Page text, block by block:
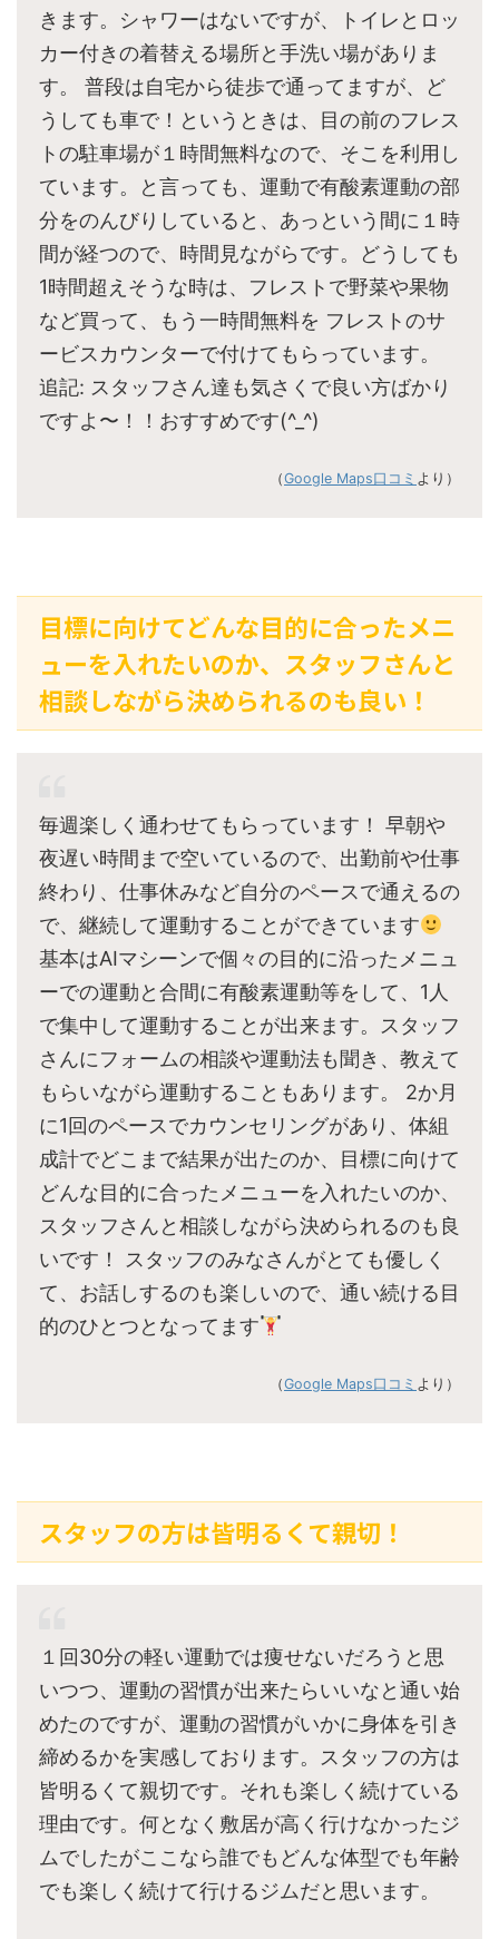
きます。シャワーはないですが、トイレとロッ
カー付きの着替える場所と手洗い場がありま
す。 普段は自宅から徒歩で通ってますが、ど
うしても車で！というときは、目の前のフレス
トの駐車場が１時間無料なので、そこを利用し
ています。と言っても、運動で有酸素運動の部
分をのんびりしていると、あっという間に１時
間が経つので、時間見ながらです。どうしても
1時間超えそうな時は、フレストで野菜や果物
など買って、もう一時間無料を フレストのサ
ービスカウンターで付けてもらっています。
追記: スタッフさん達も気さくで良い方ばかり
ですよ〜！！おすすめです(^_^)
（Google Maps口コミ より）
目標に向けてどんな目的に合ったメニ
ューを入れたいのか、スタッフさんと
相談しながら決められるのも良い！
毎週楽しく通わせてもらっています！ 早朝や
夜遅い時間まで空いているので、出勤前や仕事
終わり、仕事休みなど自分のペースで通えるの
で、継続して運動することができています
基本はAIマシーンで個々の目的に沿ったメニュ
ーでの運動と合間に有酸素運動等をして、1人
で集中して運動することが出来ます。スタッフ
さんにフォームの相談や運動法も聞き、教えて
もらいながら運動することもあります。 2か月
に1回のペースでカウンセリングがあり、体組
成計でどこまで結果が出たのか、目標に向けて
どんな目的に合ったメニューを入れたいのか、
スタッフさんと相談しながら決められるのも良
いです！ スタッフのみなさんがとても優しく
て、お話しするのも楽しいので、通い続ける目
的のひとつとなってます
（Google Maps口コミ より）
スタッフの方は皆明るくて親切！
１回30分の軽い運動では痩せないだろうと思
いつつ、運動の習慣が出来たらいいなと通い始
めたのですが、運動の習慣がいかに身体を引き
締めるかを実感しております。スタッフの方は
皆明るくて親切です。それも楽しく続けている
理由です。何となく敷居が高く行けなかったジ
ムでしたがここなら誰でもどんな体型でも年齢
でも楽しく続けて行けるジムだと思います。